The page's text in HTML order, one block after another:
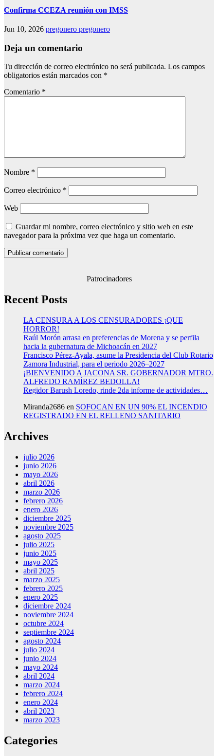
Confirma CCEZA reunión con IMSS
Jun 10, 2026 pregonero pregonero
Deja un comentario
Tu dirección de correo electrónico no será publicada. Los campos
obligatorios están marcados con *
Comentario *
Nombre *
Correo electrónico *
Web
Guardar mi nombre, correo electrónico y sitio web en este
navegador para la próxima vez que haga un comentario.
Patrocinadores
Recent Posts
LA CENSURA A LOS CENSURADORES ¡QUE
HORROR!
Raúl Morón arrasa en preferencias de Morena y se perfila
hacia la gubernatura de Michoacán en 2027
Francisco Pérez-Ayala, asume la Presidencia del Club Rotario
Zamora Industrial, para el periodo 2026–2027
¡BIENVENIDO A JACONA SR. GOBERNADOR MTRO.
ALFREDO RAMÍREZ BEDOLLA!
Regidor Barush Loredo, rinde 2da informe de actividades…
Miranda2686 en SOFOCAN EN UN 90% EL INCENDIO
REGISTRADO EN EL RELLENO SANITARIO
Archives
julio 2026
junio 2026
mayo 2026
abril 2026
marzo 2026
febrero 2026
enero 2026
diciembre 2025
noviembre 2025
agosto 2025
julio 2025
junio 2025
mayo 2025
abril 2025
marzo 2025
febrero 2025
enero 2025
diciembre 2024
noviembre 2024
octubre 2024
septiembre 2024
agosto 2024
julio 2024
junio 2024
mayo 2024
abril 2024
marzo 2024
febrero 2024
enero 2024
abril 2023
marzo 2023
Categories